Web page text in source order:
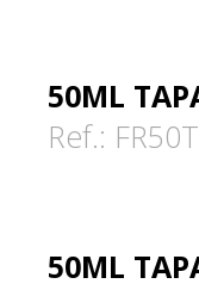
50ML
Ref.:
50ML